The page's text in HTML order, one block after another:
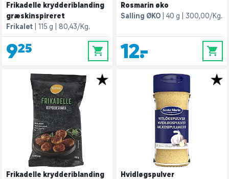
Frikadelle krydderiblanding
græskinspireret
Frikalet
115 g 80,43/Kg.
9,25 0
Rosmarin øko
Salling ØKO
40 g 300,00/Kg.
12,- 0
Frikadelle krydderiblanding
Hvidløgspulver